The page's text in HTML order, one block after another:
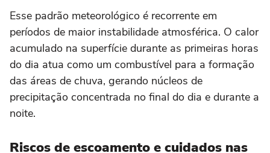
Esse padrão meteorológico é recorrente em
períodos de maior instabilidade atmosférica. O calor
acumulado na superfície durante as primeiras horas
do dia atua como um combustível para a formação
das áreas de chuva, gerando núcleos de
precipitação concentrada no final do dia e durante a
noite.
Riscos de escoamento e cuidados nas